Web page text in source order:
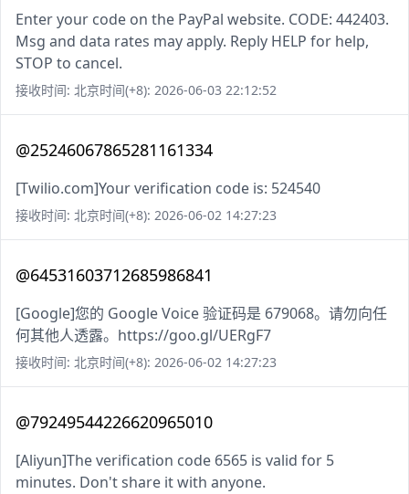
Enter your code on the PayPal website. CODE: 442403.
Msg and data rates may apply. Reply HELP for help,
STOP to cancel.
接收时间: 北京时间(+8): 2026-06-03 22:12:52
@25246067865281161334
[Twilio.com]Your verification code is: 524540
接收时间: 北京时间(+8): 2026-06-02 14:27:23
@64531603712685986841
[Google]您的 Google Voice 验证码是 679068。请勿向任
何其他人透露。https://goo.gl/UERgF7
接收时间: 北京时间(+8): 2026-06-02 14:27:23
@79249544226620965010
[Aliyun]The verification code 6565 is valid for 5
minutes. Don't share it with anyone.